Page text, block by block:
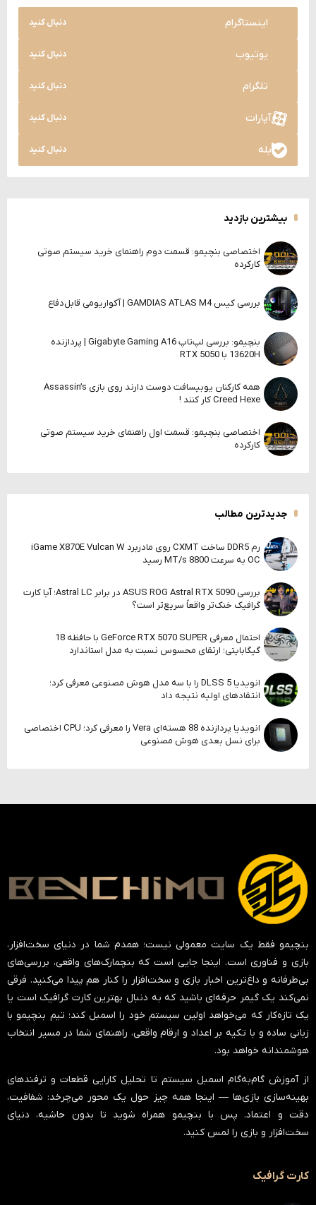
اینستاگرام دنبال کنید
یوتیوب دنبال کنید
تلگرام دنبال کنید
آپارات دنبال کنید
بله دنبال کنید
بیشترین بازدید
اختصاصی بنچیمو: قسمت دوم راهنمای خرید سیستم صوتی
کارکرده
بررسی کیس GAMDIAS ATLAS M4 | آکواریومی قابل‌دفاع
بنچیمو: بررسی لپ‌تاپ Gigabyte Gaming A16 | پردازنده
13620H با RTX 5050
همه کارکنان یوبیسافت دوست دارند روی بازی Assassin’s
Creed Hexe کار کنند !
اختصاصی بنچیمو: قسمت اول راهنمای خرید سیستم صوتی
کارکرده
جدیدترین مطالب
رم DDR5 ساخت CXMT روی مادربرد iGame X870E Vulcan W
OC به سرعت 8800 MT/s رسید
بررسی ASUS ROG Astral RTX 5090 در برابر Astral LC؛ آیا کارت
گرافیک خنک‌تر واقعاً سریع‌تر است؟
احتمال معرفی GeForce RTX 5070 SUPER با حافظه 18
گیگابایتی؛ ارتقای محسوس نسبت به مدل استاندارد
انویدیا DLSS 5 را با سه مدل هوش مصنوعی معرفی کرد؛
انتقادهای اولیه نتیجه داد
انویدیا پردازنده 88 هسته‌ای Vera را معرفی کرد؛ CPU اختصاصی
برای نسل بعدی هوش مصنوعی
بنچیمو فقط یک سایت معمولی نیست؛ همدم شما در دنیای سخت‌افزار،
بازی و فناوری است. اینجا جایی است که بنچمارک‌های واقعی، بررسی‌های
بی‌طرفانه و داغ‌ترین اخبار بازی و سخت‌افزار را کنار هم پیدا می‌کنید. فرقی
نمی‌کند یک گیمر حرفه‌ای باشید که به دنبال بهترین کارت گرافیک است یا
یک تازه‌کار که می‌خواهد اولین سیستم خود را اسمبل کند؛ تیم بنچیمو با
زبانی ساده و با تکیه بر اعداد و ارقام واقعی، راهنمای شما در مسیر انتخاب
هوشمندانه خواهد بود.
از آموزش گام‌به‌گام اسمبل سیستم تا تحلیل کارایی قطعات و ترفندهای
بهینه‌سازی بازی‌ها — اینجا همه چیز حول یک محور می‌چرخد: شفافیت،
دقت و اعتماد. پس با بنچیمو همراه شوید تا بدون حاشیه، دنیای
سخت‌افزار و بازی را لمس کنید.
کارت گرافیک